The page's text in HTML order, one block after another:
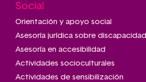
Main
navigation
Social
Orientación y apoyo social
Asesoría jurídica sobre discapacidad
Asesoría en accesibilidad
Actividades socioculturales
Actividades de sensibilización